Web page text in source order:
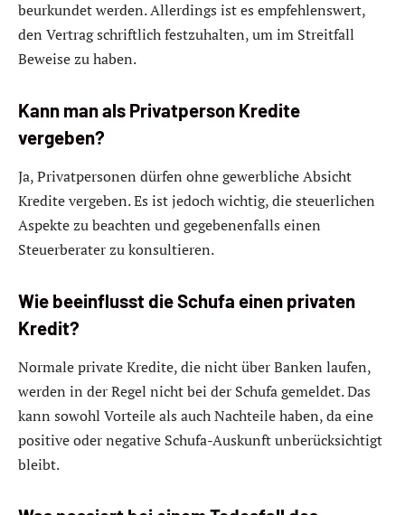
beurkundet werden. Allerdings ist es empfehlenswert,
den Vertrag schriftlich festzuhalten, um im Streitfall
Beweise zu haben.
Kann man als Privatperson Kredite
vergeben?
Ja, Privatpersonen dürfen ohne gewerbliche Absicht
Kredite vergeben. Es ist jedoch wichtig, die steuerlichen
Aspekte zu beachten und gegebenenfalls einen
Steuerberater zu konsultieren.
Wie beeinflusst die Schufa einen privaten
Kredit?
Normale private Kredite, die nicht über Banken laufen,
werden in der Regel nicht bei der Schufa gemeldet. Das
kann sowohl Vorteile als auch Nachteile haben, da eine
positive oder negative Schufa-Auskunft unberücksichtigt
bleibt.